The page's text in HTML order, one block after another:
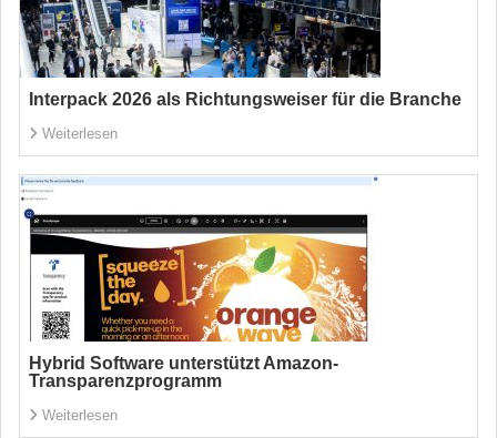
Interpack 2026 als Richtungsweiser für die Branche
Weiterlesen
Hybrid Software unterstützt Amazon-
Transparenzprogramm
Weiterlesen